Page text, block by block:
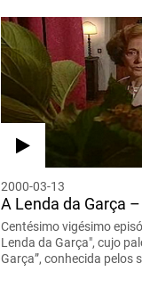
2000-03-13
A Lenda da Garça
Centésimo vigésimo
Lenda da Garça", cujo
Garça”, conhecida pelos